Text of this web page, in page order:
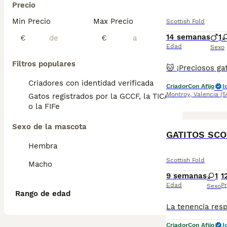
Precio
Min Precio
€
Max Precio
€
Filtros populares
Criadores con identidad verificada
Gatos registrados por la GCCF, la TICA
o la FIFe
Sexo de la mascota
Hembra
Macho
Rango de edad
Scottish Fold
14 semanas
Edad
1
Sexo
CriadorCon Afijo
Montroy, Valencia
GATITOS
Scottish Fold
9 semanas
Edad
1
Sexo
CriadorCon Afijo